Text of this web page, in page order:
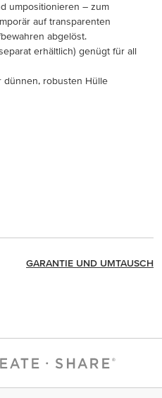
umpositionieren – zum
auf transparenten
abgelöst.
erhältlich) genügt für all
dünnen, robusten Hülle
GARANTIE UND UMTAUSCH